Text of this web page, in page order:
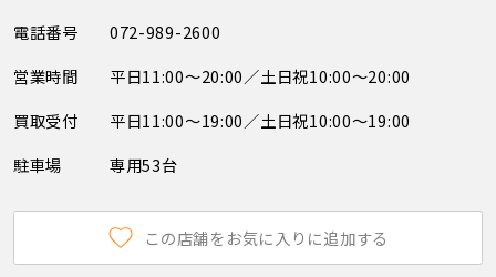
電話番号
072-989-2600
営業時間
平日11:00～20:00／土日祝10:00～20:00
買取受付
平日11:00～19:00／土日祝10:00～19:00
駐車場
専用53台
この店舗をお気に入りに追加する